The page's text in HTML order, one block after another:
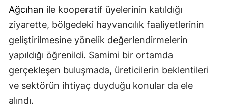
Ağcıhan ile kooperatif üyelerinin katıldığı
ziyarette, bölgedeki hayvancılık faaliyetlerinin
geliştirilmesine yönelik değerlendirmelerin
yapıldığı öğrenildi. Samimi bir ortamda
gerçekleşen buluşmada, üreticilerin beklentileri
ve sektörün ihtiyaç duyduğu konular da ele
alındı.